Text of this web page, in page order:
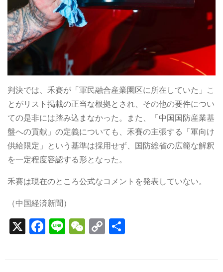
判決では、禾賽が「軍民融合産業園区に所在していた」こ
とがリスト掲載の正当な根拠とされ、その他の要件につい
ての是非には踏み込まなかった。また、「中国国防産業基
盤への貢献」の定義についても、禾賽の主張する「軍向け
供給限定」という基準は採用せず、国防総省の広範な解釈
を一定程度容認する形となった。
禾賽は現在のところ公式なコメントを発表していない。
（中国経済新聞）
X F Li W C